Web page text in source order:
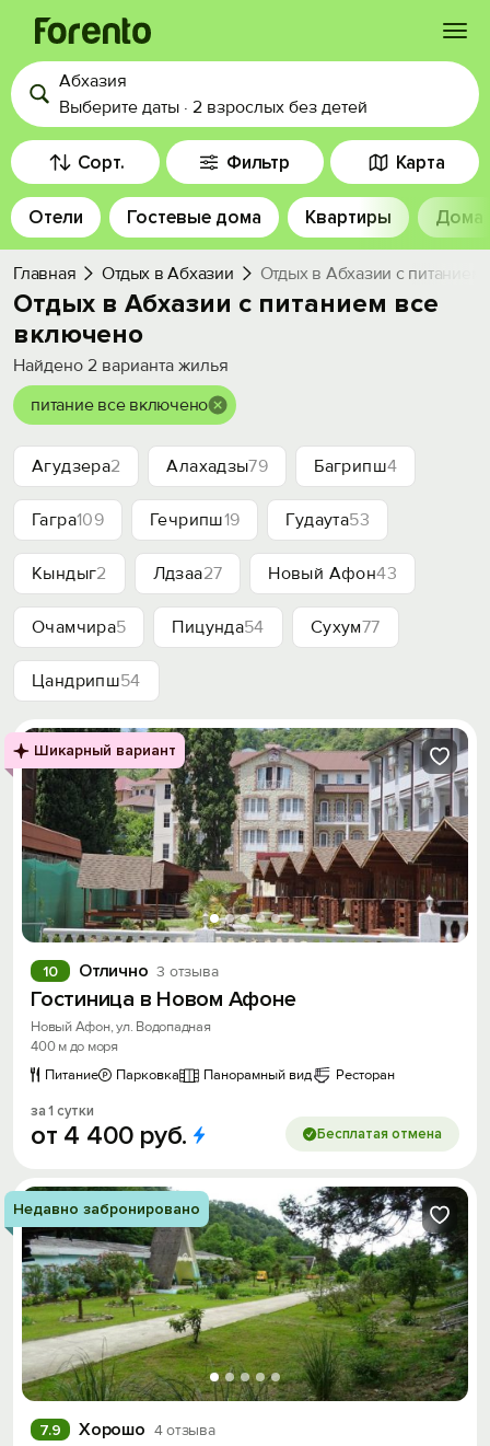
Войти
Избранное
История просмотра
Добавить свой объект
Абхазия
Выберите даты · 2 взрослых без детей
Сорт. Фильтр Карта
Отели Гостевые дома Квартиры Дома
Главная Отдых в Абхазии Отдых в Абхазии с
Отдых в Абхазии с питанием все
включено
Найдено 2 варианта жилья
питание все включено
Агудзера2 Алахадзы79 Багрипш4
Гагра109 Гечрипш19 Гудаута53
Кындыг2 Лдзаа27 Новый Афон43
Очамчира5 Пицунда54 Сухум77
Цандрипш54
Шикарный вариант
Отлично 3 отзыва
10
Гостиница в Новом Афоне
Новый Афон, ул. Водопадная
400 м до моря
Питание
Парковка Панорамный вид Ресторан
за 1 сутки
от 4 400 руб. Бесплатая отмена
Недавно забронировано
Хорошо 4 отзыва
7.9